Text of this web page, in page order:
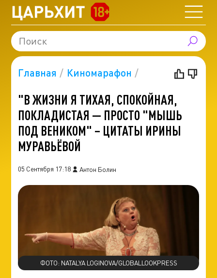
Главная Киномарафон
"В ЖИЗНИ Я ТИХАЯ, СПОКОЙНАЯ,
ПОКЛАДИСТАЯ — ПРОСТО "МЫШЬ
ПОД ВЕНИКОМ" – ЦИТАТЫ ИРИНЫ
МУРАВЬЁВОЙ
05 Сентября 17:18 Антон Болин
ФОТО: NATALYA LOGINOVA/GLOBALLOOKPRESS